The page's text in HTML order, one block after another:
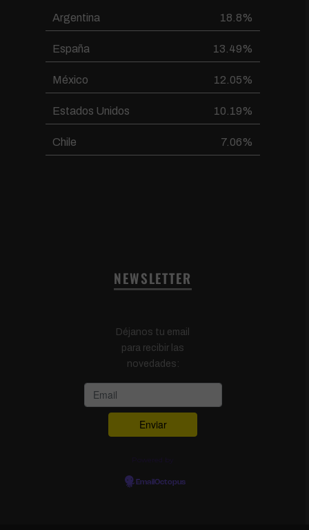
Argentina 18.8%
España 13.49%
México 12.05%
Estados Unidos 10.19%
Chile 7.06%
NEWSLETTER
Déjanos tu email
para recibir las
novedades:
EmailOctopus